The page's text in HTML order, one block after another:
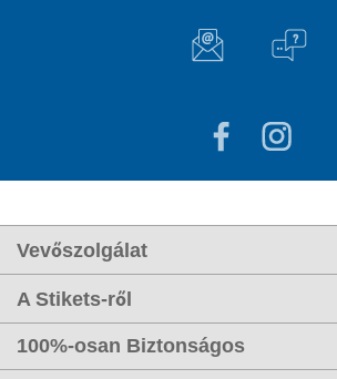
Vevőszolgálat
A Stikets-ről
100%-osan Biztonságos